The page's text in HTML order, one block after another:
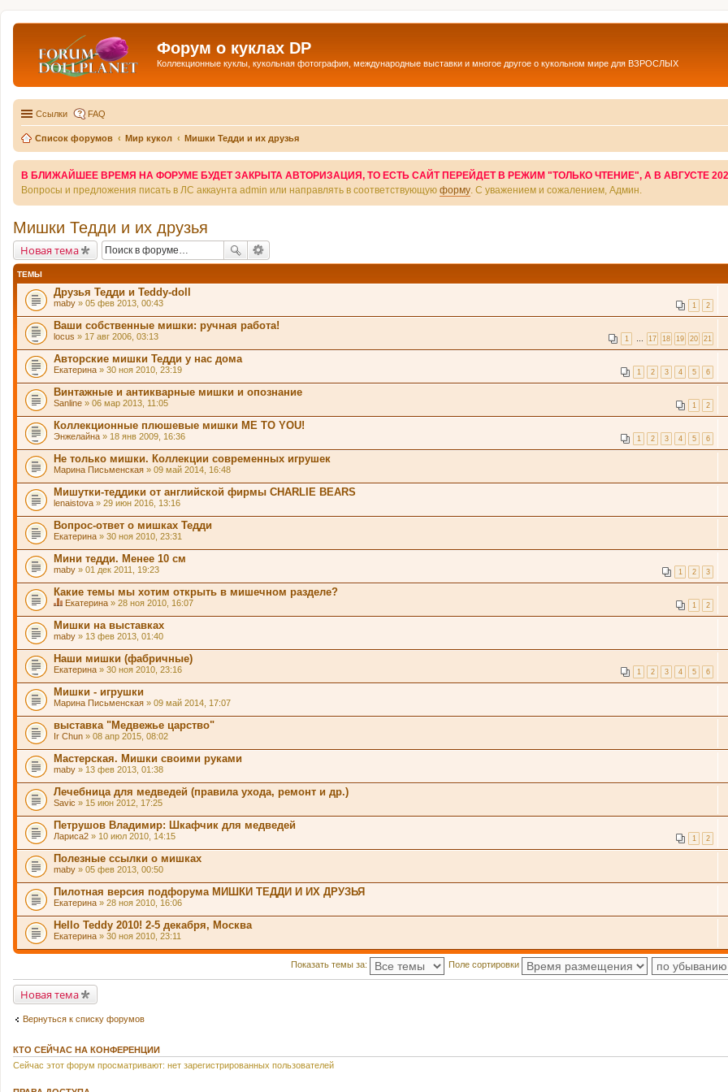
Форум о куклах DP
Коллекционные куклы, кукольная фотография, международные выставки и многое другое о кукольном мире для ВЗРОСЛЫХ
Ссылки FAQ
Список форумов Мир кукол Мишки Тедди и их друзья
В БЛИЖАЙШЕЕ ВРЕМЯ НА ФОРУМЕ БУДЕТ ЗАКРЫТА АВТОРИЗАЦИЯ, ТО ЕСТЬ САЙТ ПЕРЕЙДЕТ В РЕЖИМ "ТОЛЬКО ЧТЕНИЕ", А В АВГУСТЕ
Вопросы и предложения писать в ЛС аккаунта admin или направлять в соответствующую форму . С уважением и сожалением, Админ.
Мишки Тедди и их друзья
Новая тема
ТЕМЫ
Друзья Тедди и Teddy-doll
1 2
maby » 05 фев 2013, 00:43
Ваши собственные мишки: ручная работа!
1 17 18 19 20 21
locus » 17 авг 2006, 03:13
Авторские мишки Тедди у нас дома
1 2 3 4 5 6
Екатерина » 30 ноя 2010, 23:19
Винтажные и антикварные мишки и опознание
1 2
Sanline » 06 мар 2013, 11:05
Коллекционные плюшевые мишки ME TO YOU!
1 2 3 4 5 6
Энжелайна » 18 янв 2009, 16:36
Не только мишки. Коллекции современных игрушек
Марина Письменская » 09 май 2014, 16:48
Мишутки-теддики от английской фирмы CHARLIE BEARS
lenaistova » 29 июн 2016, 13:16
Вопрос-ответ о мишках Тедди
Екатерина » 30 ноя 2010, 23:31
Мини тедди. Менее 10 см
1 2 3
maby » 01 дек 2011, 19:23
Какие темы мы хотим открыть в мишечном разделе?
1 2
а
н
н
а
я
т
м
а
с
о
д
е
р
ж
и
о
п
р
о
с
.
Екатерина » 28 ноя 2010, 16:07
Мишки на выставках
maby » 13 фев 2013, 01:40
Наши мишки (фабричные)
1 2 3 4 5 6
Екатерина » 30 ноя 2010, 23:16
Мишки - игрушки
Марина Письменская » 09 май 2014, 17:07
выставка "Медвежье царство"
Ir Chun » 08 апр 2015, 08:02
Мастерская. Мишки своими руками
maby » 13 фев 2013, 01:38
Лечебница для медведей (правила ухода, ремонт и др.)
Savic » 15 июн 2012, 17:25
Петрушов Владимир: Шкафчик для медведей
1 2
Лариса2 » 10 июл 2010, 14:15
Полезные ссылки о мишках
maby » 05 фев 2013, 00:50
Пилотная версия подфорума МИШКИ ТЕДДИ И ИХ ДРУЗЬЯ
Екатерина » 28 ноя 2010, 16:06
Hello Teddy 2010! 2-5 декабря, Москва
Екатерина » 30 ноя 2010, 23:11
Показать темы за: Поле сортировки
Новая тема
Вернуться к списку форумов
КТО СЕЙЧАС НА КОНФЕРЕНЦИИ
Сейчас этот форум просматривают: нет зарегистрированных пользователей